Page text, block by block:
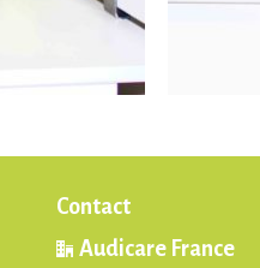
Contact
Audicare France